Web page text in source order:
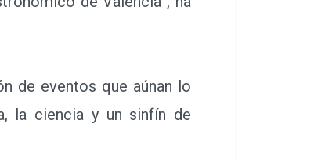
de eventos que aúnan lo
la ciencia y un sinfín de